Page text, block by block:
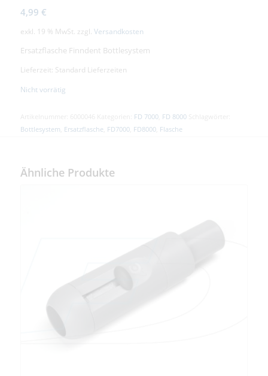
4,99 €
exkl. 19 % MwSt. zzgl. Versandkosten
Ersatzflasche Finndent Bottlesystem
Lieferzeit: Standard Lieferzeiten
Nicht vorrätig
Artikelnummer: Kategorien: FD 7000, FD 8000
Schlagwörter:
Bottlesystem Ersatzflasche FD7000, FD8000, Flasche
Ähnliche Produkte